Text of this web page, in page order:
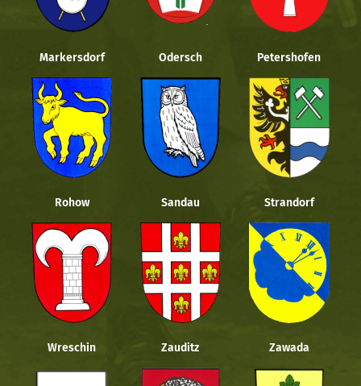
Markersdorf Odersch Petershofen
Rohow Sandau Strandorf
Wreschin Zauditz Zawada